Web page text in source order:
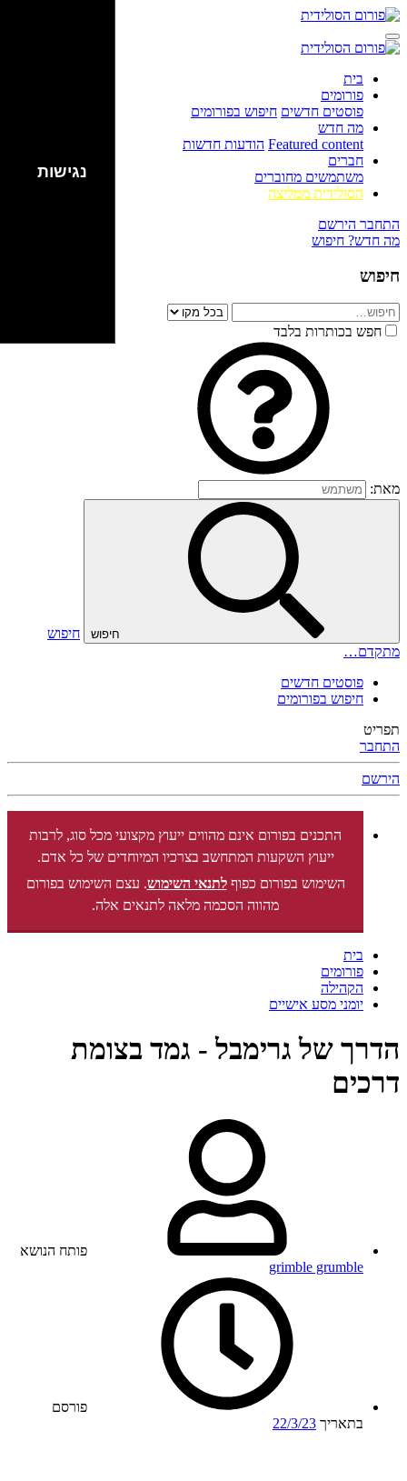
בית
פורומים
פוסטים חדשים חיפוש בפורומים
מה חדש
Featured content הודעות חדשות
חברים
משתמשים מחוברים
הסולידית ממליצה
התחבר הירשם
מה חדש? חיפוש
חיפוש
חפש בכותרות בלבד
מאת:
חיפוש
חיפוש
מתקדם…
פוסטים חדשים
חיפוש בפורומים
תפריט
התחבר
הירשם
התכנים בפורום אינם מהווים ייעוץ מקצועי מכל סוג, לרבות
ייעוץ השקעות המתחשב בצרכיו המיוחדים של כל אדם.
השימוש בפורום כפוףלתנאי השימוש. עצם השימוש בפורום
מהווה הסכמה מלאה לתנאים אלה.
בית
פורומים
הקהילה
יומני מסע אישיים
הדרך של גרימבל - גמד בצומת
דרכים
פותח הנושא
grimble grumble
פורסם
בתאריך 22/3/23
נגישות